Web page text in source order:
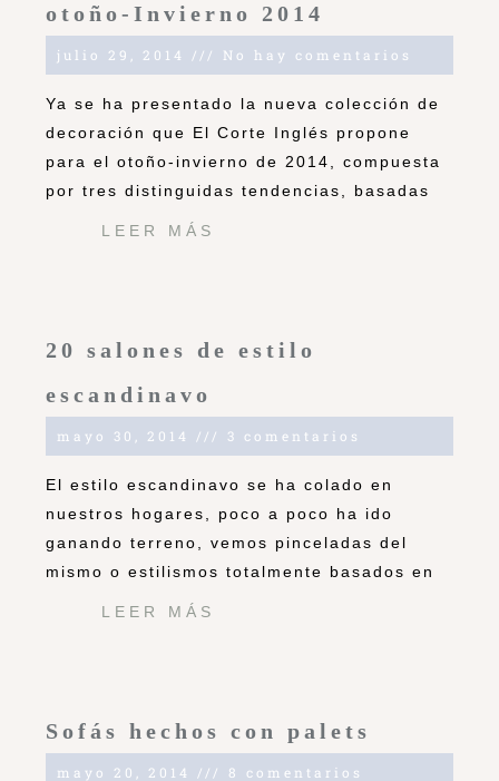
otoño-Invierno 2014
julio 29, 2014 No hay comentarios
Ya se ha presentado la nueva colección de
decoración que El Corte Inglés propone
para el otoño-invierno de 2014, compuesta
por tres distinguidas tendencias, basadas
LEER MÁS
20 salones de estilo
escandinavo
mayo 30, 2014 3 comentarios
El estilo escandinavo se ha colado en
nuestros hogares, poco a poco ha ido
ganando terreno, vemos pinceladas del
mismo o estilismos totalmente basados en
LEER MÁS
Sofás hechos con palets
mayo 20, 2014 8 comentarios